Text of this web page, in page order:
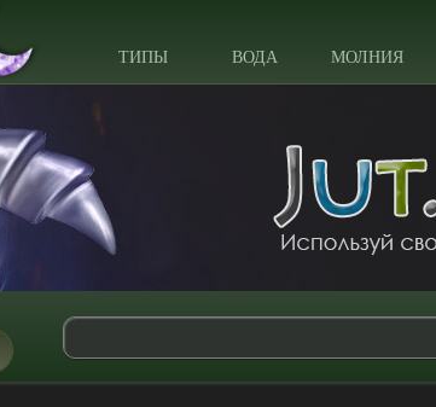
ТИПЫ ВОДА МОЛНИЯ